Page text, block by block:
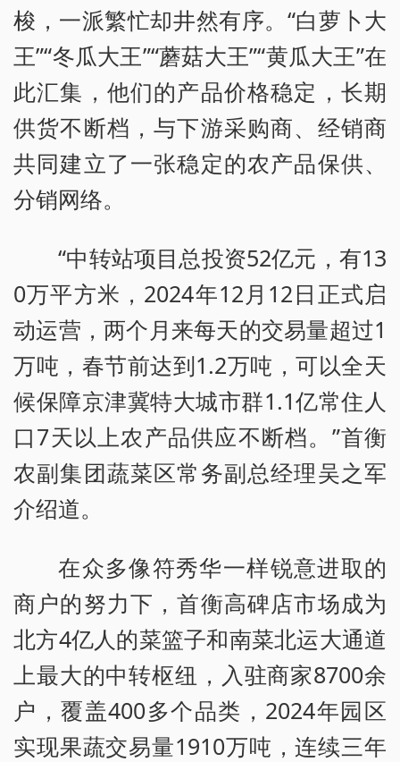
梭，一派繁忙却井然有序。“白萝卜大
王”“冬瓜大王”“蘑菇大王”“黄瓜大王”在
此汇集，他们的产品价格稳定，长期
供货不断档，与下游采购商、经销商
共同建立了一张稳定的农产品保供、
分销网络。
“中转站项目总投资52亿元，有13
0万平方米，2024年12月12日正式启
动运营，两个月来每天的交易量超过1
万吨，春节前达到1.2万吨，可以全天
候保障京津冀特大城市群1.1亿常住人
口7天以上农产品供应不断档。”首衡
农副集团蔬菜区常务副总经理吴之军
介绍道。
在众多像符秀华一样锐意进取的
商户的努力下，首衡高碑店市场成为
北方4亿人的菜篮子和南菜北运大通道
上最大的中转枢纽，入驻商家8700余
户，覆盖400多个品类，2024年园区
实现果蔬交易量1910万吨，连续三年